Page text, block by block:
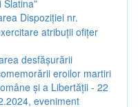
Dispoziției nr.
atribuții ofițer
desfășurării
eroilor martiri
și a Libertății - 22
eveniment